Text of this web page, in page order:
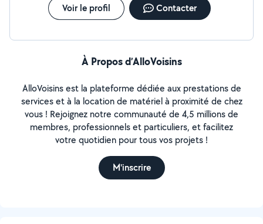
Voir le profil Contacter
À Propos d’AlloVoisins
AlloVoisins est la plateforme dédiée aux prestations de
services et à la location de matériel à proximité de chez
vous ! Rejoignez notre communauté de 4,5 millions de
membres, professionnels et particuliers, et facilitez
votre quotidien pour tous vos projets !
M'inscrire